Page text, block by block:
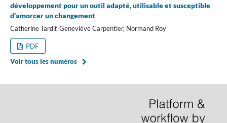
développement pour un outil adapté, utilisable et susceptible
d’amorcer un changement
Catherine Tardif, Geneviève Carpentier, Normand Roy
PDF
Voir tous les numéros